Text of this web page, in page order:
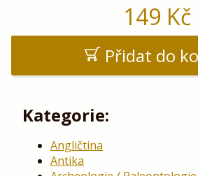
149 Kč
Přidat do
Kategorie:
Angličtina
Antika